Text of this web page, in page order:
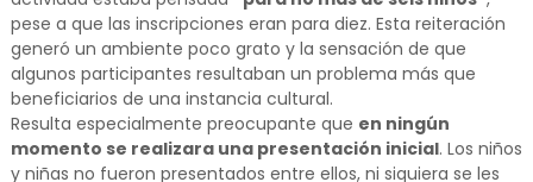
pese a que las inscripciones eran para diez. Esta reiteración
generó un ambiente poco grato y la sensación de que
algunos participantes resultaban un problema más que
beneficiarios de una instancia cultural.
Resulta especialmente preocupante que en ningún
momento se realizara una presentación inicial. Los niños
y niñas no fueron presentados entre ellos, ni siquiera se les